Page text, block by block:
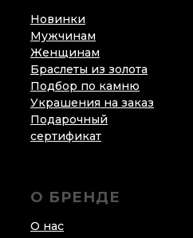
Новинки
Мужчинам
Женщинам
Браслеты из золота
Подбор по камню
Украшения на заказ
Подарочный
сертификат
О БРЕНДЕ
О нас